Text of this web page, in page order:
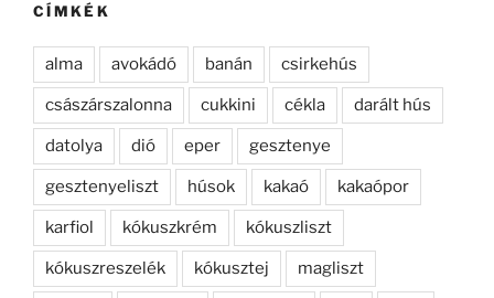
CÍMKÉK
alma avokádó banán csirkehús
császárszalonna cukkini cékla darált hús
datolya dió eper gesztenye
gesztenyeliszt húsok kakaó kakaópor
karfiol kókuszkrém kókuszliszt
kókuszreszelék kókusztej magliszt